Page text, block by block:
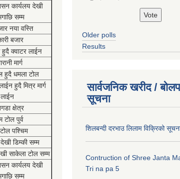
कार्यलय देखी
सम्म
नया वस्ति
बजार
हुदै क्वाटर लाईन
मार्ग
हुदै धमला टोल
हुदै मित्र मार्ग
लाईन
क्षेत्र
टोल पुर्व
पश्चिम
डिम्की सम्म
साकेला टोल सम्म
कार्यलय देखी
सम्म
Older polls
Results
सार्वजनिक खरीद /
सूचना
शिलबन्दी दरभाउ लिलाम विक्रिको
Contruction of Shree Janta
Tri na pa 5